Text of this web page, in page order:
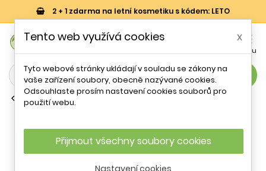
2 + 1 zdarma na letní kosmetiku s kódem: LETO

Menu
search
Sady tělové kosmetiky
Mandlový olej Bathtime Set Baylis &
Harding - 4 ks
Tento web využívá cookies x
Tyto webové stránky ukládají v souladu se zákony na
vaše zařízení soubory, obecně nazývané cookies.
Odsouhlaste prosím nastavení cookies souborů pro
použití webu.
Přijmout všechny soubory cookies
Nastavení cookies